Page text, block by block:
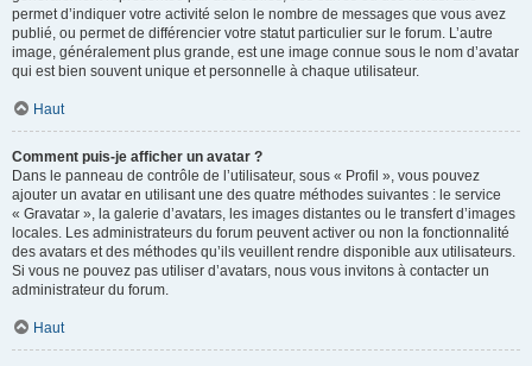
permet d’indiquer votre activité selon le nombre de messages que vous avez
publié, ou permet de différencier votre statut particulier sur le forum. L’autre
image, généralement plus grande, est une image connue sous le nom d’avatar
qui est bien souvent unique et personnelle à chaque utilisateur.
Haut
Comment puis-je afficher un avatar ?
Dans le panneau de contrôle de l’utilisateur, sous « Profil », vous pouvez
ajouter un avatar en utilisant une des quatre méthodes suivantes : le service
« Gravatar », la galerie d’avatars, les images distantes ou le transfert d’images
locales. Les administrateurs du forum peuvent activer ou non la fonctionnalité
des avatars et des méthodes qu’ils veuillent rendre disponible aux utilisateurs.
Si vous ne pouvez pas utiliser d’avatars, nous vous invitons à contacter un
administrateur du forum.
Haut